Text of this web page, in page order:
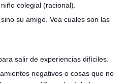
colegial (racional).
su amigo. Vea cuales son las
salir de experiencias difíciles.
negativos o cosas que no